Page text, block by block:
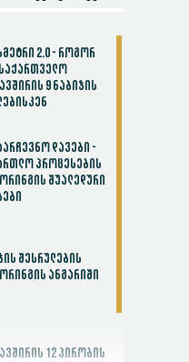
2.0 - როგორ
9 ნაბიჯის
დავები -
პროცესების
შუალედური
შესრულების
ანგარიში
12 პირობის